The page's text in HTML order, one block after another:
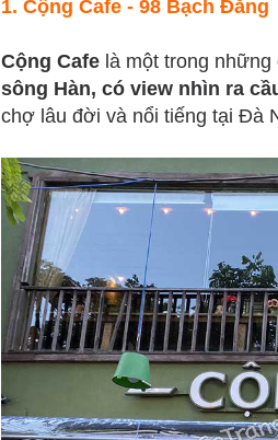
1. Cộng Cafe - 98 Bạch Đằng
Cộng Cafelà một trong những
sông Hàn, có view nhìn ra
chợ lâu đời và nổi tiếng tại Đà